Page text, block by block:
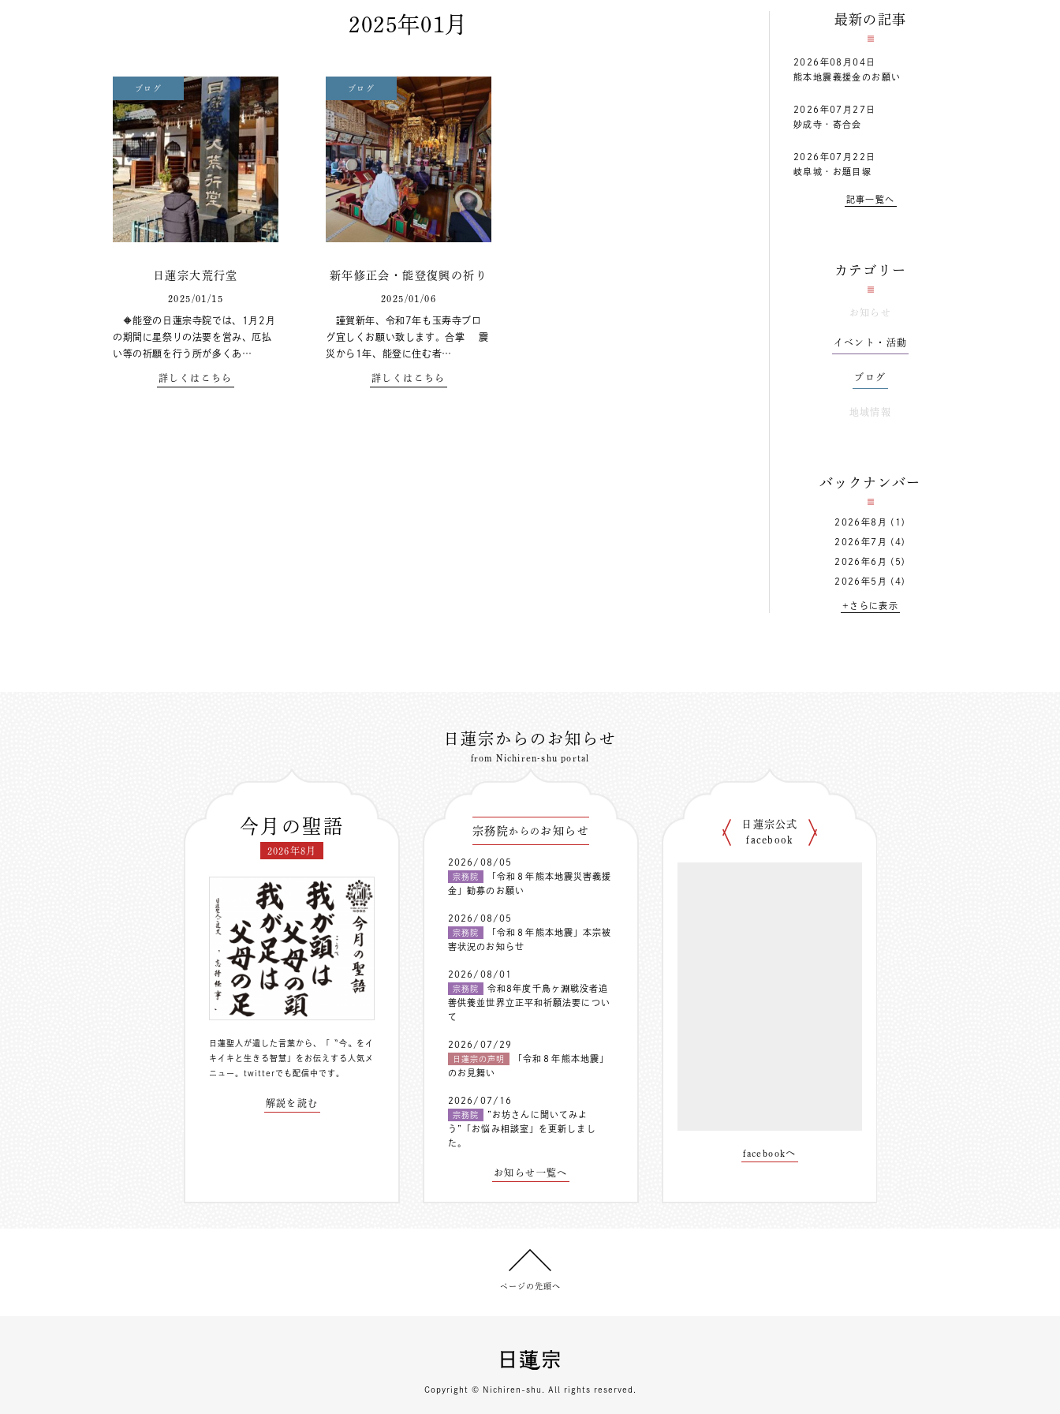
2025年01月
ブログ
日蓮宗大荒行堂
2025/01/15
🔶能登の日蓮宗寺院では、1月2月
の期間に星祭りの法要を営み、厄払
い等の祈願を行う所が多くあ…
詳しくはこちら
ブログ
新年修正会・能登復興の祈り
2025/01/06
謹賀新年、令和7年も玉寿寺ブロ
グ宜しくお願い致します。合掌 震
災から1年、能登に住む者…
詳しくはこちら
最新の記事
2026年08月04日
熊本地震義援金のお願い
2026年07月27日
妙成寺・寄合会
2026年07月22日
岐阜城・お題目塚
記事一覧へ
カテゴリー
お知らせ
イベント・活動
ブログ
地域情報
バックナンバー
2026年8月 (1)
2026年7月 (4)
2026年6月 (5)
2026年5月 (4)
+さらに表示
日蓮宗からのお知らせ
from Nichiren-shu portal
今月の聖語
2026年8月
日蓮聖人が遺した言葉から、「〝今〟をイ
キイキと生きる智慧」をお伝えする人気メ
ニュー。 twitterでも配信中 です。
解説を読む
宗務院からの お知らせ
2026/08/05
宗務院
「令和８年熊本地震災害義援
金」勧募のお願い
2026/08/05
宗務院
「令和８年熊本地震」本宗被
害状況のお知らせ
2026/08/01
宗務院
令和8年度千鳥ヶ淵戦没者追
善供養並世界立正平和祈願法要につい
て
2026/07/29
日蓮宗の声明
「令和８年熊本地震」
のお見舞い
2026/07/16
宗務院
”お坊さんに聞いてみよ
う”「お悩み相談室」を更新しまし
た。
お知らせ一覧へ
日蓮宗公式
facebook
facebookへ
ページの先頭へ
Copyright © Nichiren-shu. All rights reserved.